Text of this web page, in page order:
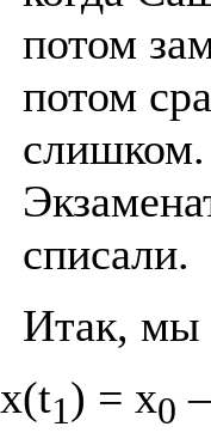
потом
потом
слишком.
списали.
Итак, мы
x(t1) = x0